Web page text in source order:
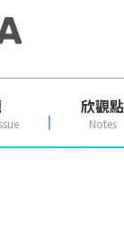
欣觀點
Notes